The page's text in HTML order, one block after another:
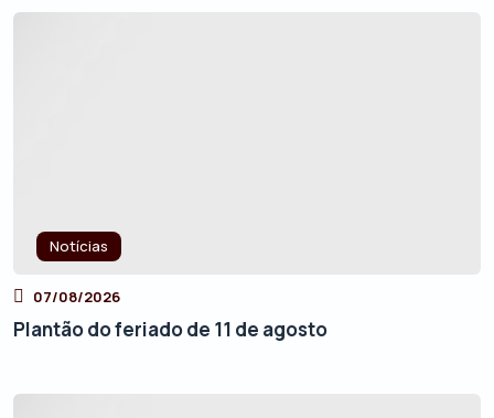
Notícias
07/08/2026
Plantão do feriado de 11 de agosto